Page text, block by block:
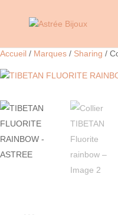
Accueil / Marques / Sharing /